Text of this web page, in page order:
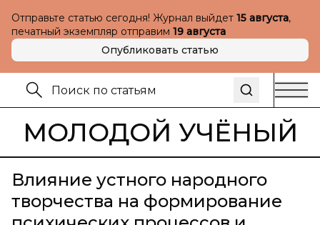
Отправьте статью сегодня! Журнал выйдет 15 августа,
печатный экземпляр отправим 19 августа
Опубликовать статью
МОЛОДОЙ УЧЁНЫЙ
Влияние устного народного
творчества на формирование